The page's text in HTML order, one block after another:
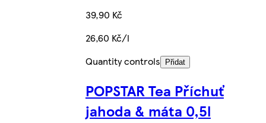
39,90 Kč
26,60 Kč/l
Quantity controls
Přidat
POPSTAR Tea Příchuť
jahoda & máta 0,5l